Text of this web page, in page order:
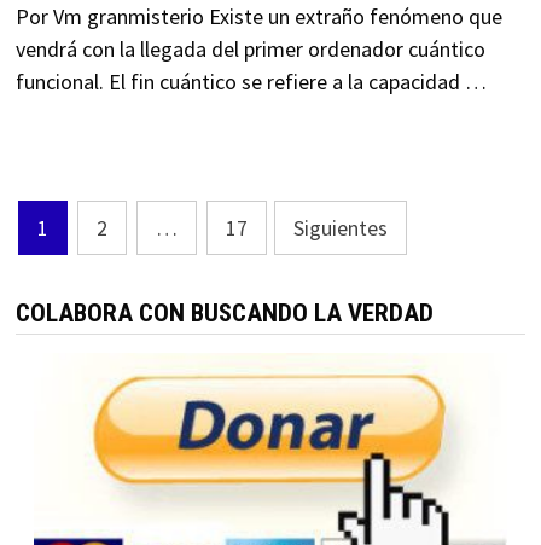
Por Vm granmisterio Existe un extraño fenómeno que
vendrá con la llegada del primer ordenador cuántico
funcional. El fin cuántico se refiere a la capacidad …
Paginación
de
entradas
1 2 … 17 Siguientes
COLABORA CON BUSCANDO LA VERDAD